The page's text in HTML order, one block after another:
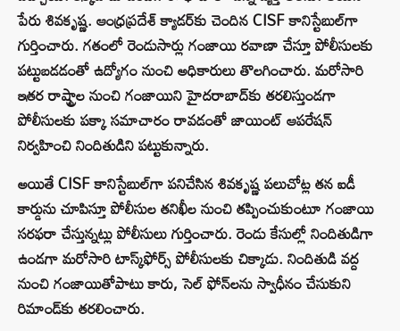
పేరు శివకృష్ణ. ఆంధ్రప్రదేశ్‌ క్యాడర్‌కు చెందిన CISF కానిస్టేబుల్‌గా
గుర్తించారు. గతంలో రెండుసార్లు గంజాయి రవాణా చేస్తూ పోలీసులకు
పట్టుబడడంతో ఉద్యోగం నుంచి అధికారులు తొలగించారు. మరోసారి
ఇతర రాష్ట్రాల నుంచి గంజాయిని హైదరాబాద్‌కు తరలిస్తుండగా
పోలీసులకు పక్కా సమాచారం రావడంతో జాయింట్ ఆపరేషన్
నిర్వహించి నిందితుడిని పట్టుకున్నారు.
అయితే CISF కానిస్టేబుల్‌గా పనిచేసిన శివకృష్ణ పలుచోట్ల తన ఐడీ
కార్డును చూపిస్తూ పోలీసుల తనిఖీల నుంచి తప్పించుకుంటూ గంజాయి
సరఫరా చేస్తున్నట్లు పోలీసులు గుర్తించారు. రెండు కేసుల్లో నిందితుడిగా
ఉండగా మరోసారి టాస్క్‌ఫోర్స్ పోలీసులకు చిక్కాడు. నిందితుడి వద్ద
నుంచి గంజాయితోపాటు కారు, సెల్ ఫోన్‌లను స్వాధీనం చేసుకుని
రిమాండ్‌కు తరలించారు.